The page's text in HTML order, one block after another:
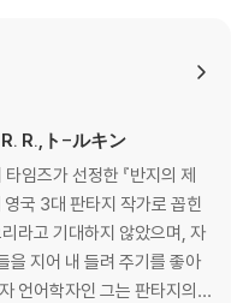
R.,ト-ルキン
임즈가 선정한 『반지의 제
영국 3대 판타지 작가로 꼽힌
라고 기대하지 않았으며, 자
을 지어 내 들려 주기를 좋아
언어학자인 그는 판타지의